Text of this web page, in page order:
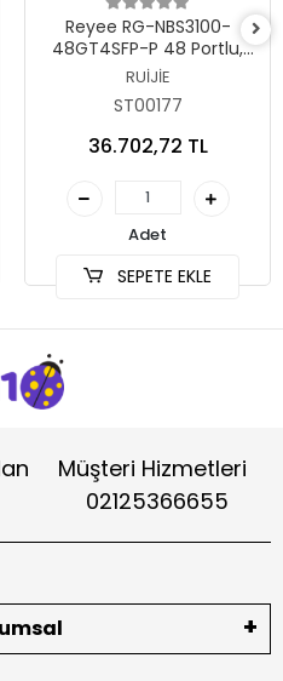
Sepete Ekle
Reyee RG-NBS3100-
48GT4SFP-P 48 Portlu,
10/100/1000 Gigabit, L2
Yönetilebilir Switch, 4 SFP,
48 Port PoE+ (370W)
RUİJİE
ST00177
36.702,72 TL
Adet
SEPETE EKLE
Müşteri Hizmetleri
02125366655